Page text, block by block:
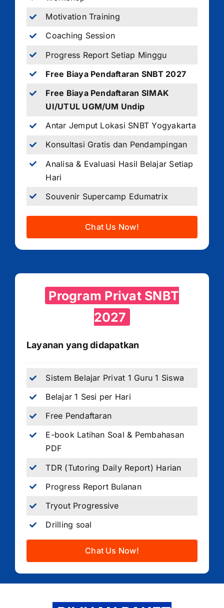
Motivation Training
Coaching Session
Progress Report Setiap Minggu
Free Biaya Pendaftaran SNBT 2027
Free Biaya Pendaftaran SIMAK
UI/UTUL UGM/UM Undip
Antar Jemput Lokasi SNBT Yogyakarta
Konsultasi Gratis dan Pendampingan
Analisa & Evaluasi Hasil Belajar Setiap
Hari
Souvenir Supercamp Edumatrix
Chat Us Now!
Program Privat SNBT
2027
Layanan yang didapatkan
Sistem Belajar Privat 1 Guru 1 Siswa
Belajar 1 Sesi per Hari
Free Pendaftaran
E-book Latihan Soal & Pembahasan
PDF
TDR (Tutoring Daily Report) Harian
Progress Report Bulanan
Tryout Progressive
Drilling soal
Chat Us Now!